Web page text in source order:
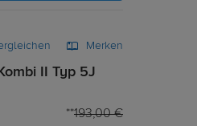
Merken
II Typ 5J
193,00 €